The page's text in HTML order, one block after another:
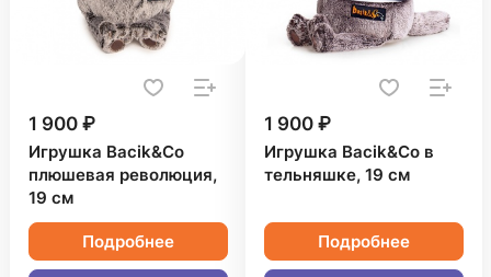
1 900 ₽
Игрушка Bacik&Co
плюшевая революция,
19 см
Подробнее
1 900 ₽
Игрушка Bacik&Co в
тельняшке, 19 см
Подробнее